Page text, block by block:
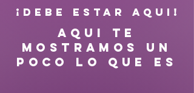
¡DEBE ESTAR AQUI!
AQUI TE
MOSTRAMOS UN
POCO LO QUE ES